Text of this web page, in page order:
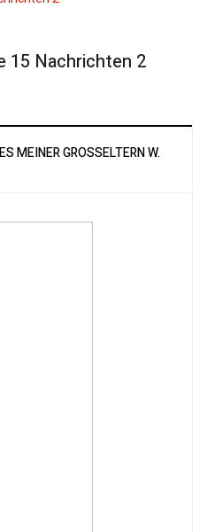
15 Nachrichten 2
MEINER GROSSELTERN W. U